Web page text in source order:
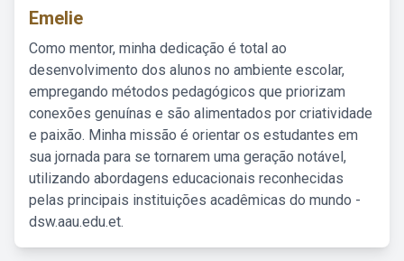
Emelie
Como mentor, minha dedicação é total ao
desenvolvimento dos alunos no ambiente escolar,
empregando métodos pedagógicos que priorizam
conexões genuínas e são alimentados por criatividade
e paixão. Minha missão é orientar os estudantes em
sua jornada para se tornarem uma geração notável,
utilizando abordagens educacionais reconhecidas
pelas principais instituições acadêmicas do mundo -
dsw.aau.edu.et.